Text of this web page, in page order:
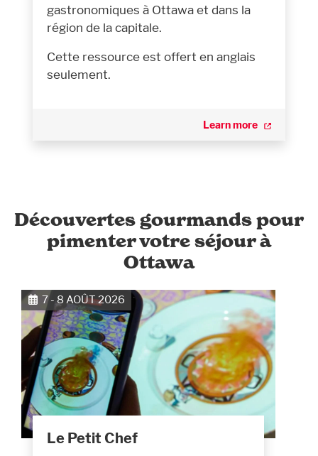
gastronomiques à Ottawa et dans la
région de la capitale.
Cette ressource est offert en anglais
seulement.
Learn more
Découvertes gourmands pour
pimenter votre séjour à
Ottawa
7 - 8 AOÛT 2026
Le Petit Chef